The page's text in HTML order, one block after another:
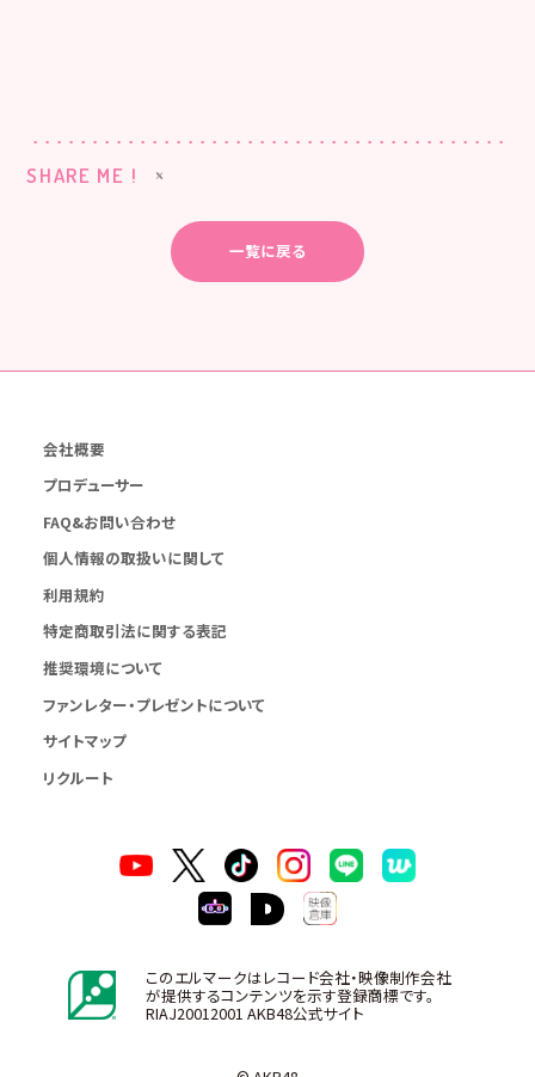
SHARE ME !
一覧に戻る
会社概要
プロデューサー
FAQ&お問い合わせ
個人情報の取扱いに関して
利用規約
特定商取引法に関する表記
推奨環境について
ファンレター・プレゼントについて
サイトマップ
リクルート
このエルマークはレコード会社・映像制作会社
が提供するコンテンツを示す登録商標です。
RIAJ20012001 AKB48公式サイト